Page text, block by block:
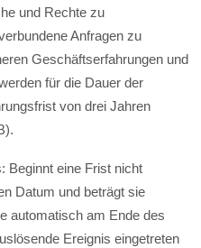
und Rechte zu
Anfragen zu
Geschäftserfahrungen und
für die Dauer der
von drei Jahren
Beginnt eine Frist nicht
Datum und beträgt sie
automatisch am Ende des
Ereignis eingetreten